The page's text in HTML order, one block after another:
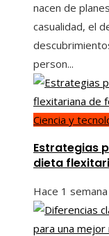
nacen de
casualidad, el
person...
Ciencia y
Estrategias
dieta
Hace 1 semana